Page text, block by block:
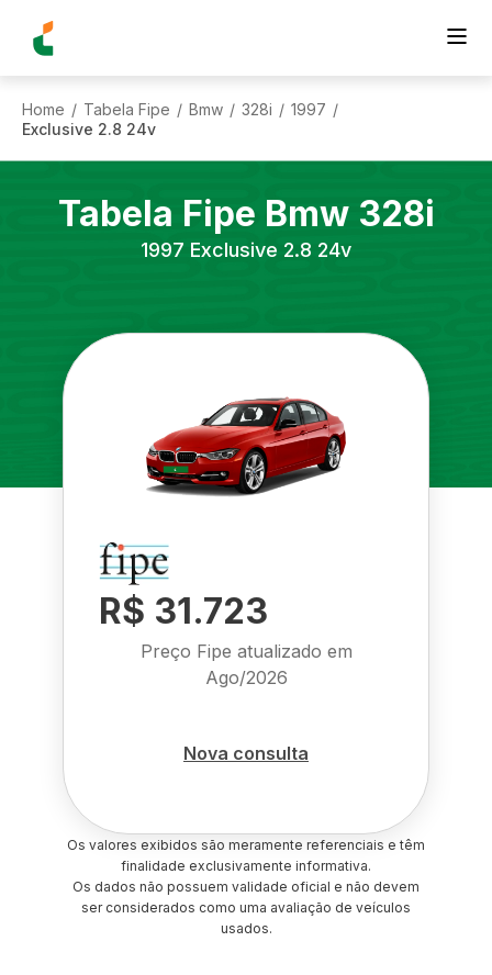
Home / Tabela Fipe / Bmw / 328i / 1997 /
Exclusive 2.8 24v
Tabela Fipe Bmw 328i
1997 Exclusive 2.8 24v
R$ 31.723
Preço Fipe atualizado em
Ago/2026
Nova consulta
Os valores exibidos são meramente referenciais e têm
finalidade exclusivamente informativa.
Os dados não possuem validade oficial e não devem
ser considerados como uma avaliação de veículos
usados.